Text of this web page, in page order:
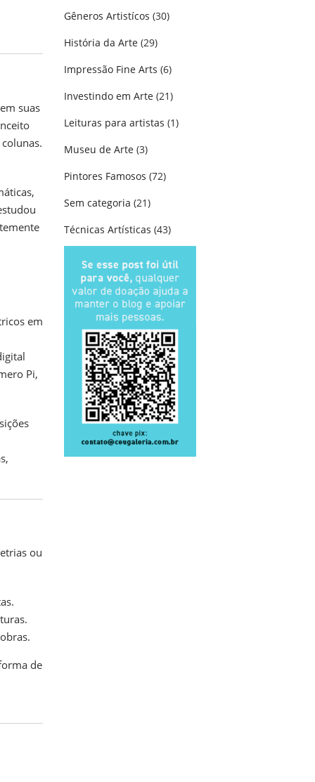
suas
em
Pi,
ou
de
Gêneros Artistícos (30)
História da Arte (29)
Impressão Fine Arts (6)
Investindo em Arte (21)
Leituras para artistas (1)
Museu de Arte (3)
Pintores Famosos (72)
Sem categoria (21)
Técnicas Artísticas (43)